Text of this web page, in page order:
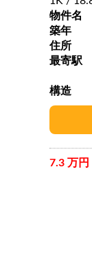
物件名
築年
住所
最寄駅
構造
7.3 万円